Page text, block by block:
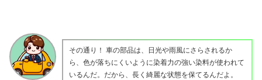
その通り！ 車の部品は、日光や雨風にさらされるか
ら、色が落ちにくいように染着力の強い染料が使われて
いるんだ。だから、長く綺麗な状態を保てるんだよ。